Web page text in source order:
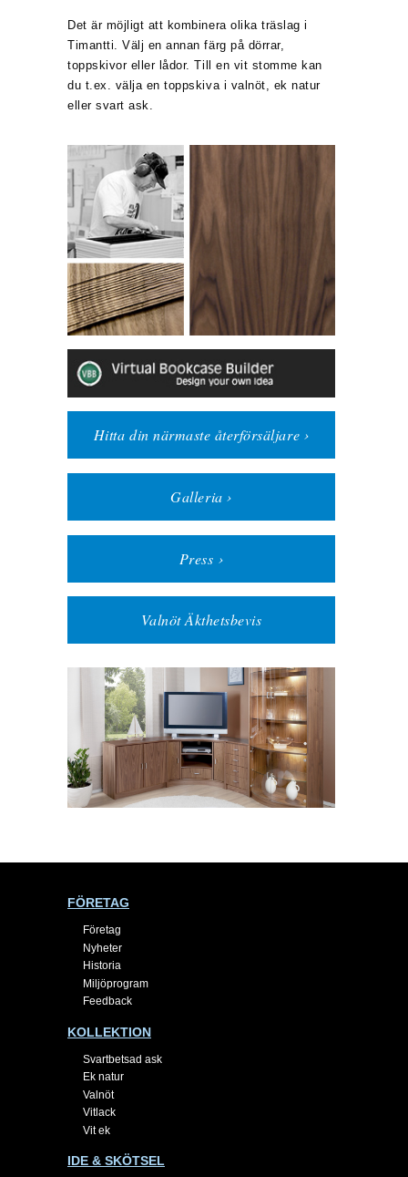
Det är möjligt att kombinera olika träslag i
Timantti. Välj en annan färg på dörrar,
toppskivor eller lådor. Till en vit stomme kan
du t.ex. välja en toppskiva i valnöt, ek natur
eller svart ask.
Hitta din närmaste återförsäljare ›
Galleria ›
Press ›
Valnöt Äkthetsbevis
FÖRETAG
Företag
Nyheter
Historia
Miljöprogram
Feedback
KOLLEKTION
Svartbetsad ask
Ek natur
Valnöt
Vitlack
Vit ek
IDE & SKÖTSEL